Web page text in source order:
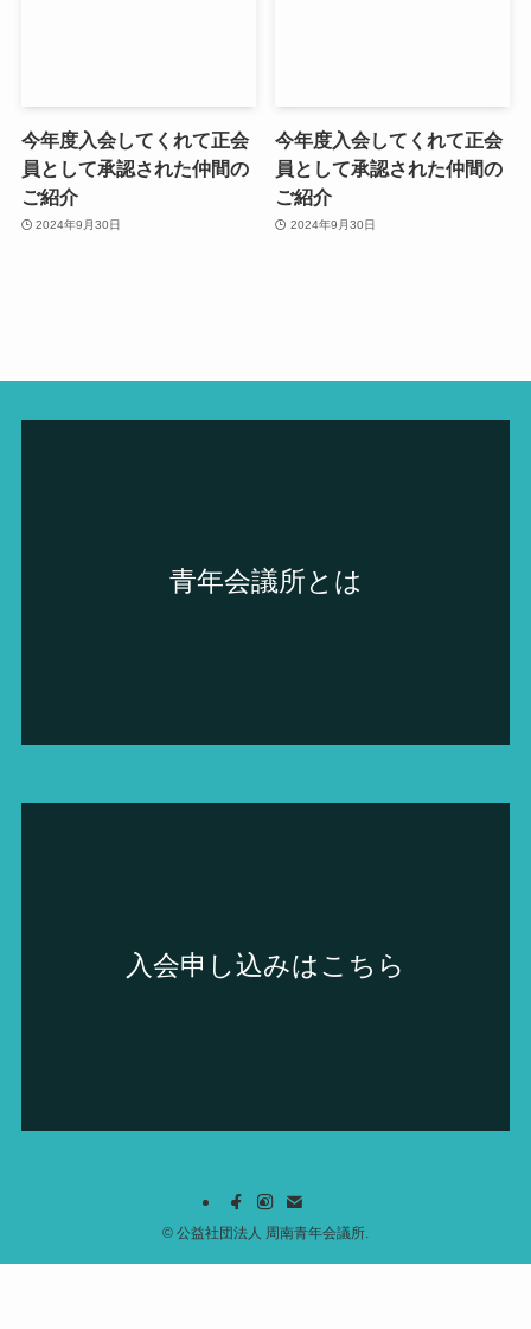
今年度入会してくれて正会
員として承認された仲間の
ご紹介
2024年9月30日
今年度入会してくれて正会
員として承認された仲間の
ご紹介
2024年9月30日
青年会議所とは
入会申し込みはこちら
© 公益社団法人 周南青年会議所.